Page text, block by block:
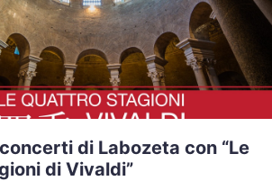
di Labozeta con “Le
di Vivaldi”